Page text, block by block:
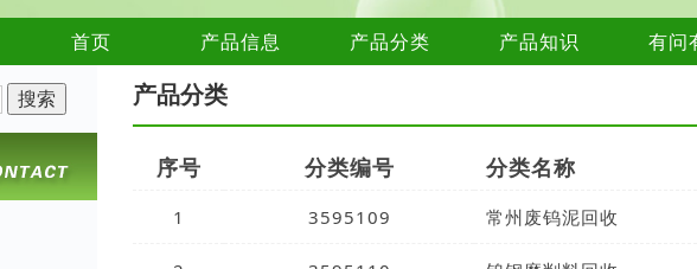
首页 产品信息 产品分类 产品知识 有问
产品分类
序号 分类编号 分类名称
1 3595109 常州废钨泥回收